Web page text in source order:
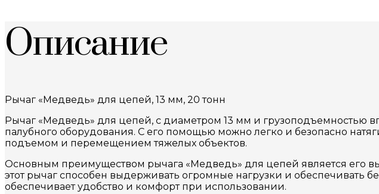
Описание
Рычаг «Медведь» для цепей, 13 мм, 20 тонн
Рычаг «Медведь» для цепей, с диаметром 13 мм и грузоподъемностью
палубного оборудования. С его помощью можно легко и безопасно
подъемом и перемещением тяжелых объектов.
Основным преимуществом рычага «Медведь» для цепей является его
этот рычаг способен выдерживать огромные нагрузки и обеспечивать
обеспечивает удобство и комфорт при использовании.